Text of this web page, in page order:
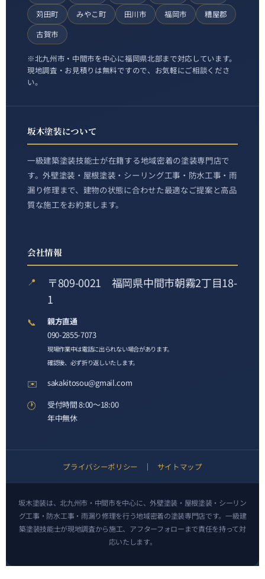
苅田町
みやこ町 田川市 福岡市
糟屋郡
古賀市
※北九州市・中間市を中心に福岡県北部まで対応しています。
現地調査・お見積りは無料ですので、お気軽にご相談くださ
い。
坂木塗装について
一級建築塗装技能士が在籍する地域密着の塗装専門店で
す。外壁塗装・屋根塗装・シーリング工事・防水工事・雨
漏り修理まで、建物の状態に合わせた最適なご提案と高品
質な施工をお約束します。
会社情報
📍
〒809-0021 福岡県中間市朝霧2丁目18-
1
📞
親方直通
090-2855-7073
現場作業中は電話に出られない場合があります。
確認後、必ず折り返しいたします。
✉️ sakakitosou@gmail.com
🕐
受付時間 8:00〜18:00
年中無休
プライバシーポリシー ｜ サイトマップ
坂木塗装は、北九州市・中間市を中心に、外壁塗装・屋根塗装・シーリン
グ工事・防水工事・雨漏り修理を行う地域密着の塗装専門店です。一級建
築塗装技能士が現地調査から施工、アフターフォローまで責任を持って対
応いたします。